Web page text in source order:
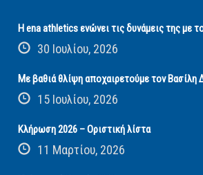
Η ena athletics ενώνει τις δυνάμεις της
30 Ιουλίου, 2026
Με βαθιά θλίψη αποχαιρετούμε τον Βασίλη
15 Ιουλίου, 2026
Κλήρωση 2026 – Οριστική λίστα
11 Μαρτίου, 2026